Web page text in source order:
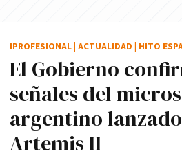
El Gobierno
señales del
argentino
Artemis II
IPROFESIONAL ACTUALIDAD HITO